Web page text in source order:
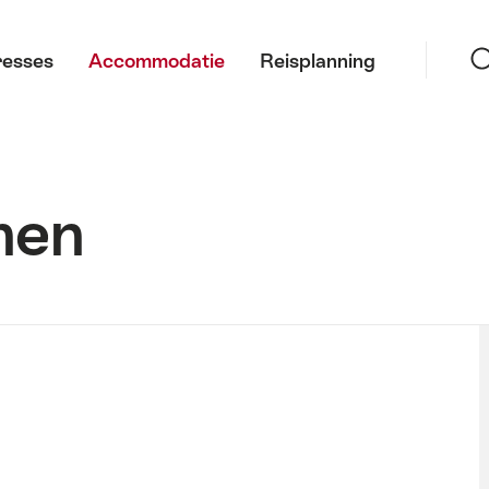
Accommodatie Reisplanning